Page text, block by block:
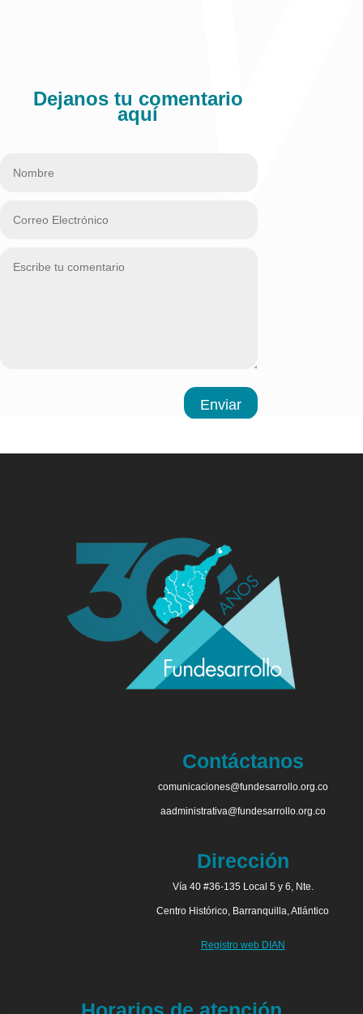
Dejanos tu comentario
aquí
Enviar
Contáctanos
comunicaciones@fundesarrollo.org.co
aadministrativa@fundesarrollo.org.co
Dirección
Vía 40 #36-135 Local 5 y 6, Nte.
Centro Histórico, Barranquilla, Atlántico
Registro web DIAN